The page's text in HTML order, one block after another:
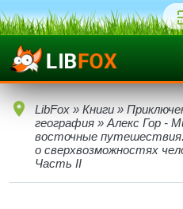
LibFox » Книги »
география » Алекс Гор -
восточные
о сверхвозможностях
Часть II